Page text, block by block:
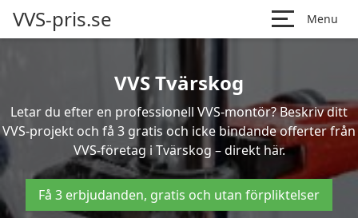
VVS-pris.se Menu
VVS Tvärskog
Letar du efter en professionell VVS-montör? Beskriv ditt
VVS-projekt och få 3 gratis och icke bindande offerter från
VVS-företag i Tvärskog – direkt här.
Få 3 erbjudanden, gratis och utan förpliktelser